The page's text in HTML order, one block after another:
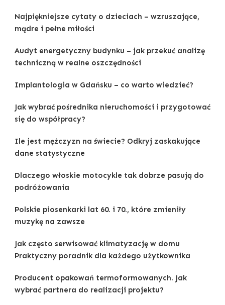
Najpiękniejsze cytaty o dzieciach – wzruszające,
mądre i pełne miłości
Audyt energetyczny budynku – jak przekuć analizę
techniczną w realne oszczędności
Implantologia w Gdańsku – co warto wiedzieć?
Jak wybrać pośrednika nieruchomości i przygotować
się do współpracy?
Ile jest mężczyzn na świecie? Odkryj zaskakujące
dane statystyczne
Dlaczego włoskie motocykle tak dobrze pasują do
podróżowania
Polskie piosenkarki lat 60. i 70., które zmieniły
muzykę na zawsze
Jak często serwisować klimatyzację w domu
Praktyczny poradnik dla każdego użytkownika
Producent opakowań termoformowanych. Jak
wybrać partnera do realizacji projektu?